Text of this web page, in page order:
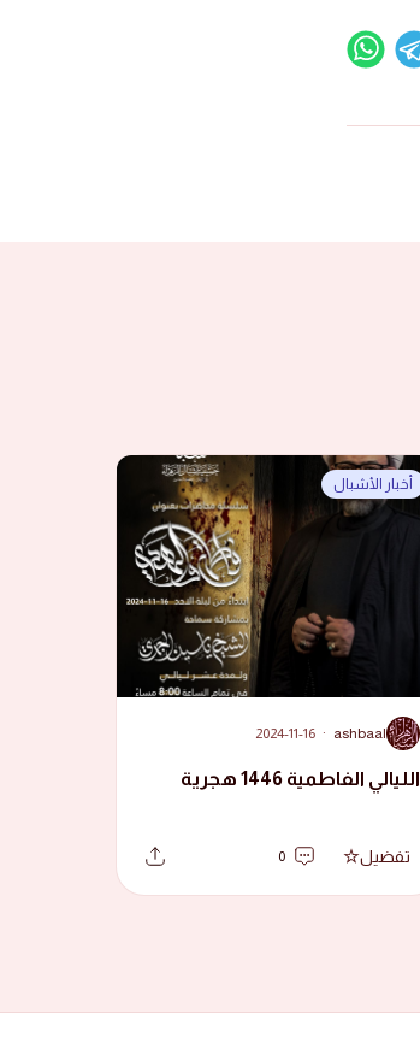
أخبار الأشبال
A
ashbaal
·
2024-11-16
الليالي الفاطمية 1446 هجرية
تفضيل 0